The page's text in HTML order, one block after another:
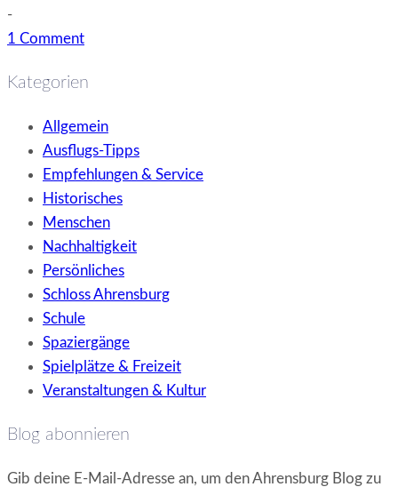
-
1 Comment
Kategorien
Allgemein
Ausflugs-Tipps
Empfehlungen & Service
Historisches
Menschen
Nachhaltigkeit
Persönliches
Schloss Ahrensburg
Schule
Spaziergänge
Spielplätze & Freizeit
Veranstaltungen & Kultur
Blog abonnieren
Gib deine E-Mail-Adresse an, um den Ahrensburg Blog zu